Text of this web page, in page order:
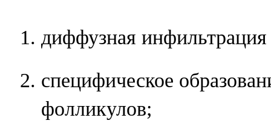
диффузная
специфическое
фолликулов;